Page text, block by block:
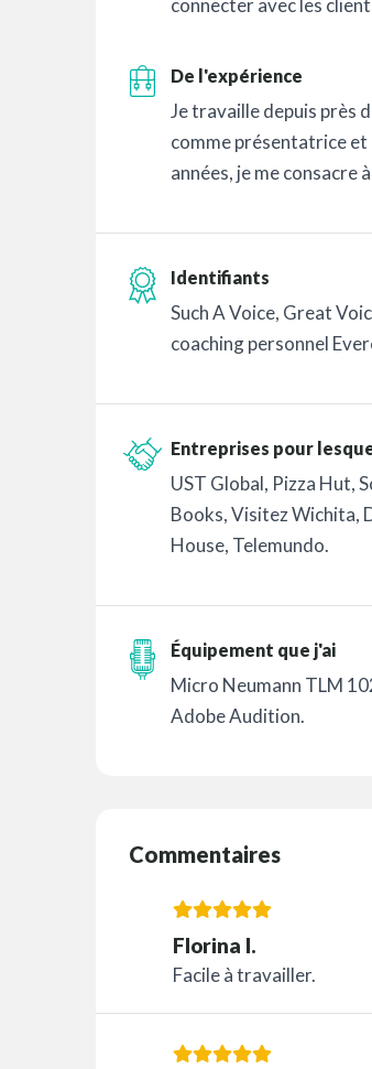
connecter avec les
De l'expérience
Je travaille depuis près
comme présentatrice
années, je me consacre
Identifiants
Such A Voice, Great
coaching personnel
Entreprises pour
UST Global, Pizza Hut,
Books, Visitez Wichita,
House, Telemundo.
Équipement que j'ai
Micro Neumann TLM
Adobe Audition.
Commentaires
Florina I.
Facile à travailler.